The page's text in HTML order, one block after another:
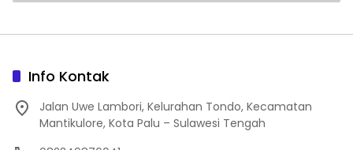
Info Kontak
Jalan Uwe Lambori, Kelurahan Tondo, Kecamatan
Mantikulore, Kota Palu – Sulawesi Tengah